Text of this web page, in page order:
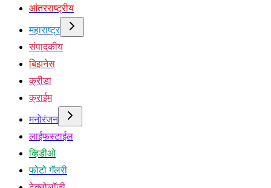
आंतरराष्ट्रीय
महाराष्ट्र
संपादकीय
बिझनेस
क्रीडा
क्राईम
मनोरंजन
लाईफस्टाईल
व्हिडीओ
फोटो गॅलरी